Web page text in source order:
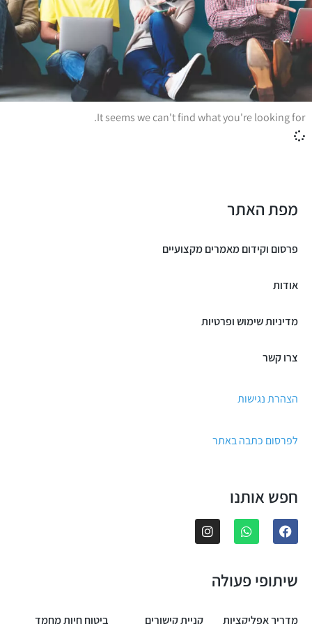
It seems we can't find what you're looking for.
מפת האתר
פרסום וקידום מאמרים מקצועיים
אודות
מדיניות שימוש ופרטיות
צרו קשר
הצהרת נגישות
לפרסום כתבה באתר
חפש אותנו
שיתופי פעולה
מדריך אפליקציות קניית קישורים ביטוח חיות מחמד